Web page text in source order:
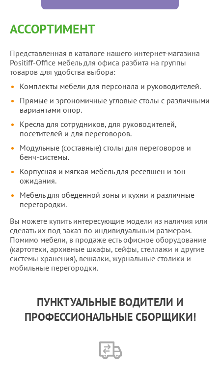
АССОРТИМЕНТ
Представленная в каталоге нашего интернет-магазина
Positiff-Office мебель для офиса разбита на группы
товаров для удобства выбора:
Комплекты мебели для персонала и руководителей.
Прямые и эргономичные угловые столы с различными
вариантами опор.
Кресла для сотрудников, для руководителей,
посетителей и для переговоров.
Модульные (составные) столы для переговоров и
бенч-системы.
Корпусная и мягкая мебель для ресепшен и зон
ожидания.
Мебель для обеденной зоны и кухни и различные
перегородки.
Вы можете купить интересующие модели из наличия или
сделать их под заказ по индивидуальным размерам.
Помимо мебели, в продаже есть офисное оборудование
(картотеки, архивные шкафы, сейфы, стеллажи и другие
системы хранения), вешалки, журнальные столики и
мобильные перегородки.
ПУНКТУАЛЬНЫЕ ВОДИТЕЛИ И
ПРОФЕССИОНАЛЬНЫЕ СБОРЩИКИ!